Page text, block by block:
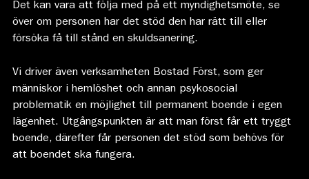
Det kan vara att följa med på ett myndighetsmöte, se
över om personen har det stöd den har rätt till eller
försöka få till stånd en skuldsanering.
Vi driver även verksamheten Bostad Först, som ger
människor i hemlöshet och annan psykosocial
problematik en möjlighet till permanent boende i egen
lägenhet. Utgångspunkten är att man först får ett tryggt
boende, därefter får personen det stöd som behövs för
att boendet ska fungera.